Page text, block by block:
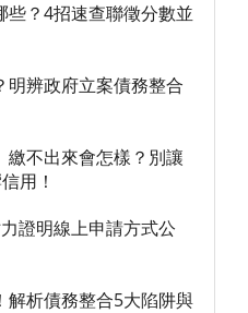
些？4招速查聯徵分數並
明辨政府立案債務整合
繳不出來會怎樣？別讓
用！
證明線上申請方式公
解析債務整合5大陷阱與